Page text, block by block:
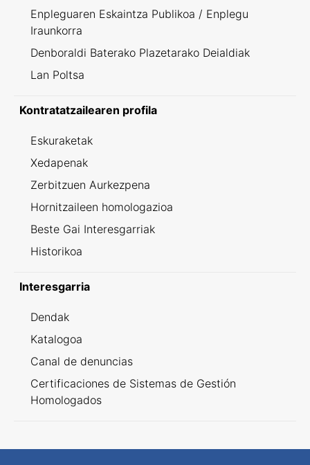
Enpleguaren Eskaintza Publikoa / Enplegu
Iraunkorra
Denboraldi Baterako Plazetarako Deialdiak
Lan Poltsa
Kontratatzailearen profila
Eskuraketak
Xedapenak
Zerbitzuen Aurkezpena
Hornitzaileen homologazioa
Beste Gai Interesgarriak
Historikoa
Interesgarria
Dendak
Katalogoa
Canal de denuncias
Certificaciones de Sistemas de Gestión
Homologados